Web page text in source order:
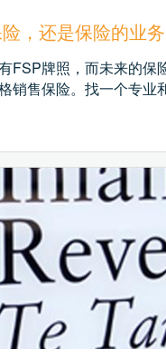
，还是保险的业
FSP牌照，而未来的保
销售保险。找一个专业